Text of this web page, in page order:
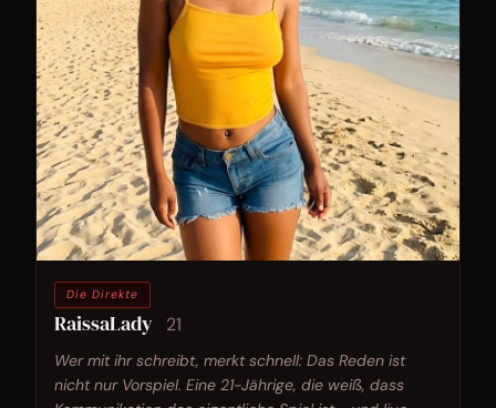
Die Direkte
RaissaLady 21
Wer mit ihr schreibt, merkt schnell: Das Reden ist
nicht nur Vorspiel. Eine 21-Jährige, die weiß, dass